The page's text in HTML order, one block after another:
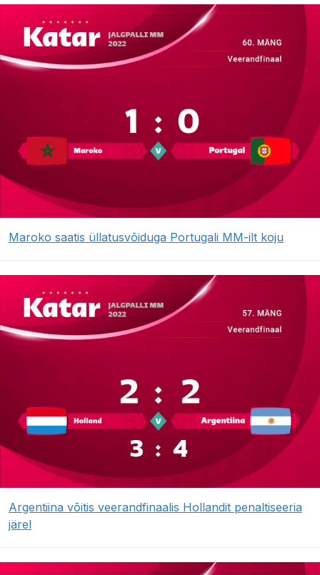
Maroko saatis üllatusvõiduga Portugali MM-ilt koju
Argentiina võitis veerandfinaalis Hollandit penaltiseeria
järel